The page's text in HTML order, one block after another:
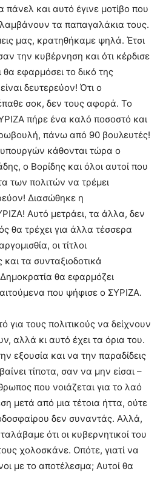
και αυτό έγινε μοτίβο που
τα παπαγαλάκια τους.
μας, κρατηθήκαμε ψηλά. Έτσι
την κυβέρνηση και ότι κέρδισε
θα εφαρμόσει το δικό της
δευτερεύον! Ότι ο
σοκ, δεν τους αφορά. Το
πήρε ένα καλό ποσοστό και
πάνω από 90 βουλευτές!
κάθονται τώρα ο
ο Βορίδης και όλοι αυτοί που
των πολιτών να τρέμει
Διασώθηκε η
Αυτό μετράει, τα άλλα, δεν
θα τρέχει για άλλα τέσσερα
οι τίτλοι
τα συνταξιοδοτικά
θα εφαρμόζει
που ψήφισε ο ΣΥΡΙΖΑ.
για τους πολιτικούς να δείχνουν
αλλά κι αυτό έχει τα όρια του.
εξουσία και να την παραδίδεις
τίποτα, σαν να μην είσαι –
που νοιάζεται για το λαό
μετά από μια τέτοια ήττα, ούτε
δεν συναντάς. Αλλά,
ότι οι κυβερνητικοί του
χολοσκάνε. Οπότε, γιατί να
με το αποτέλεσμα; Αυτοί θα